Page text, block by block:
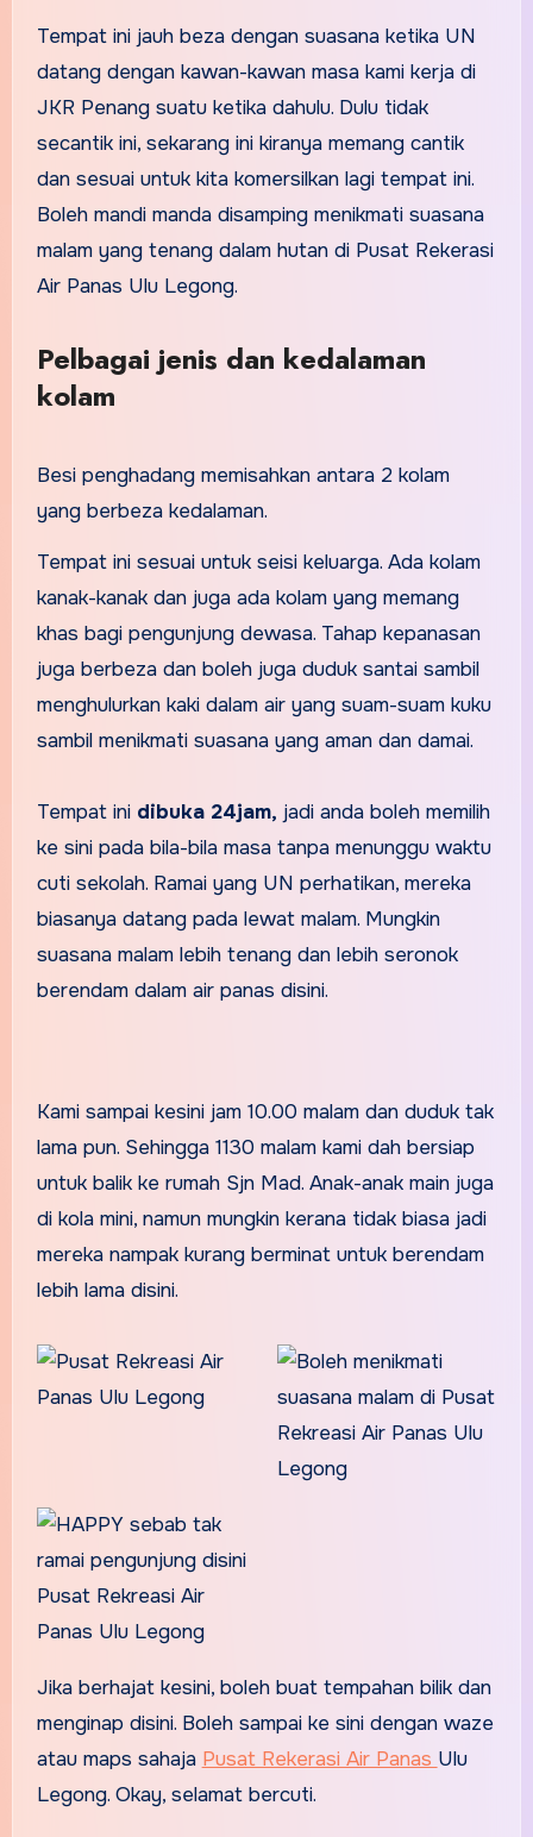
Tempat ini jauh beza dengan suasana ketika UN
datang dengan kawan-kawan masa kami kerja di
JKR Penang suatu ketika dahulu. Dulu tidak
secantik ini, sekarang ini kiranya memang cantik
dan sesuai untuk kita komersilkan lagi tempat ini.
Boleh mandi manda disamping menikmati suasana
malam yang tenang dalam hutan di Pusat Rekerasi
Air Panas Ulu Legong.
Pelbagai jenis dan kedalaman
kolam
Besi penghadang memisahkan antara 2 kolam
yang berbeza kedalaman.
Tempat ini sesuai untuk seisi keluarga. Ada kolam
kanak-kanak dan juga ada kolam yang memang
khas bagi pengunjung dewasa. Tahap kepanasan
juga berbeza dan boleh juga duduk santai sambil
menghulurkan kaki dalam air yang suam-suam kuku
sambil menikmati suasana yang aman dan damai.
Tempat ini dibuka 24jam, jadi anda boleh memilih
ke sini pada bila-bila masa tanpa menunggu waktu
cuti sekolah. Ramai yang UN perhatikan, mereka
biasanya datang pada lewat malam. Mungkin
suasana malam lebih tenang dan lebih seronok
berendam dalam air panas disini.
Kami sampai kesini jam 10.00 malam dan duduk tak
lama pun. Sehingga 1130 malam kami dah bersiap
untuk balik ke rumah Sjn Mad. Anak-anak main juga
di kola mini, namun mungkin kerana tidak biasa jadi
mereka nampak kurang berminat untuk berendam
lebih lama disini.
Jika berhajat kesini, boleh buat tempahan bilik dan
menginap disini. Boleh sampai ke sini dengan waze
atau maps sahaja Pusat Rekerasi Air Panas Ulu
Legong. Okay, selamat bercuti.